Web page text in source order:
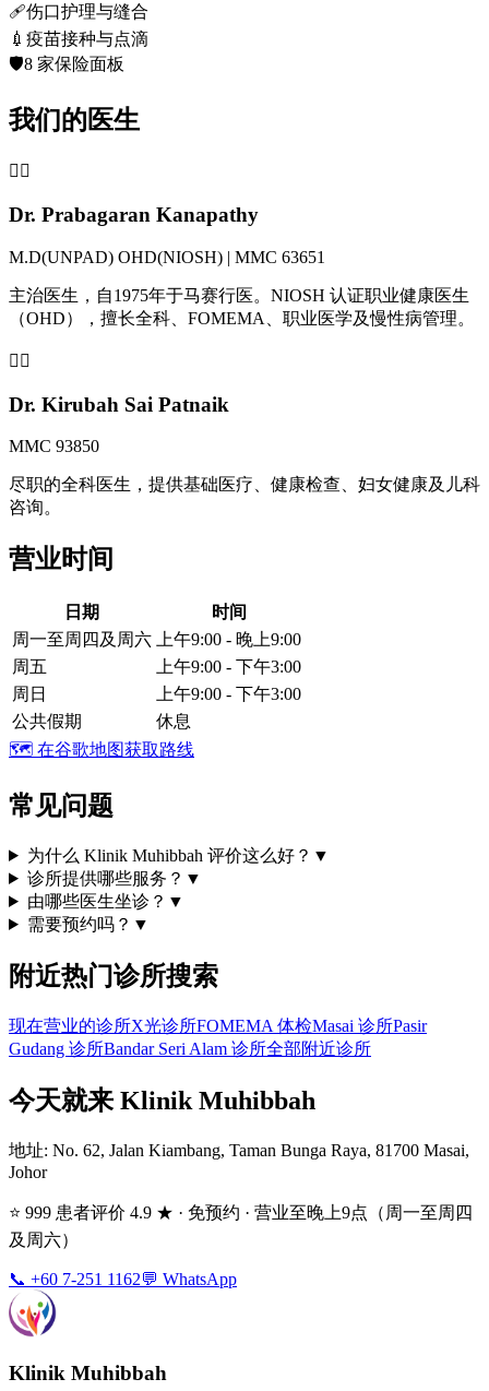
🩹伤口护理与缝合
💉 疫苗接种与点滴
🛡️8 家保险面板
我们的医生
👨‍⚕️
Dr. Prabagaran Kanapathy
M.D(UNPAD) OHD(NIOSH) | MMC 63651
主治医生，自1975年于马赛行医。NIOSH 认证职业健康医生
（OHD），擅长全科、FOMEMA、职业医学及慢性病管理。
👩‍⚕️
Dr. Kirubah Sai Patnaik
MMC 93850
尽职的全科医生，提供基础医疗、健康检查、妇女健康及儿科
咨询。
营业时间
日期
时间
周一至周四及周六
上午9:00 - 晚上9:00
周五
上午9:00 - 下午3:00
周日
上午9:00 - 下午3:00
公共假期
休息
🗺️ 在谷歌地图获取路线
常见问题
为什么 Klinik Muhibbah 评价这么好？ ▼
诊所提供哪些服务？ ▼
由哪些医生坐诊？ ▼
需要预约吗？ ▼
附近热门诊所搜索
现在营业的诊所X光诊所FOMEMA 体检Masai 诊所Pasir
Gudang 诊所Bandar Seri Alam 诊所全部附近诊所
今天就来 Klinik Muhibbah
地址: No. 62, Jalan Kiambang, Taman Bunga Raya, 81700 Masai,
Johor
⭐ 999 患者评价 4.9 ★ · 免预约 · 营业至晚上9点（周一至周四
及周六）
📞 +60 7-251 1162💬 WhatsApp
Klinik Muhibbah